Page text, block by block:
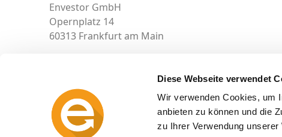
Diese Webseite verwendet
Wir verwenden Cookies, um
anbieten zu können und die
zu Ihrer Verwendung
Envestor GmbH
Opernplatz 14
60313 Frankfurt am Main